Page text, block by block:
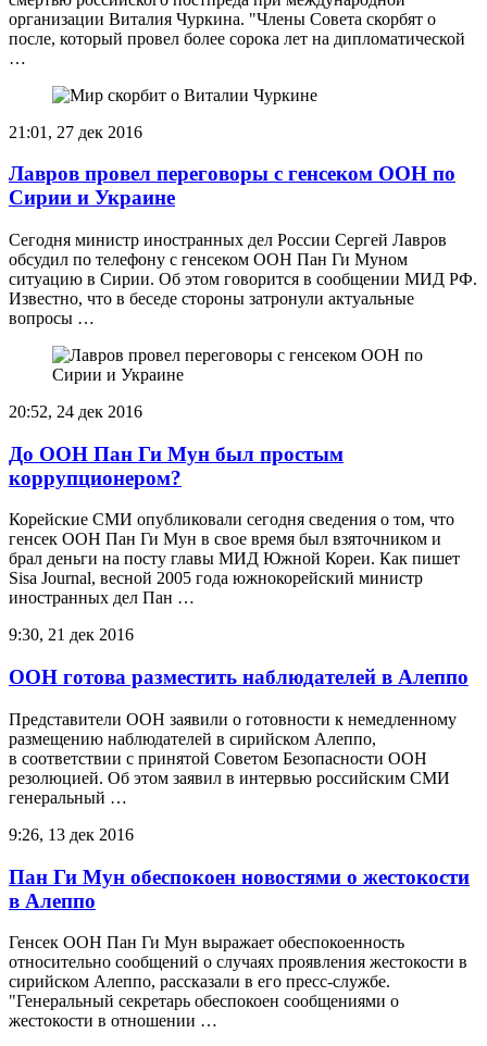
организации Виталия Чуркина. "Члены Совета скорбят о
после, который провел более сорока лет на дипломатической
…
21:01, 27 дек 2016
Лавров провел переговоры с генсеком ООН по
Сирии и Украине
Сегодня министр иностранных дел России Сергей Лавров
обсудил по телефону с генсеком ООН Пан Ги Муном
ситуацию в Сирии. Об этом говорится в сообщении МИД РФ.
Известно, что в беседе стороны затронули актуальные
вопросы …
20:52, 24 дек 2016
До ООН Пан Ги Мун был простым
коррупционером?
Корейские СМИ опубликовали сегодня сведения о том, что
генсек ООН Пан Ги Мун в свое время был взяточником и
брал деньги на посту главы МИД Южной Кореи. Как пишет
Sisa Journal, весной 2005 года южнокорейский министр
иностранных дел Пан …
9:30, 21 дек 2016
ООН готова разместить наблюдателей в Алеппо
Представители ООН заявили о готовности к немедленному
размещению наблюдателей в сирийском Алеппо,
в соответствии с принятой Советом Безопасности ООН
резолюцией. Об этом заявил в интервью российским СМИ
генеральный …
9:26, 13 дек 2016
Пан Ги Мун обеспокоен новостями о жестокости
в Алеппо
Генсек ООН Пан Ги Мун выражает обеспокоенность
относительно сообщений о случаях проявления жестокости в
сирийском Алеппо, рассказали в его пресс-службе.
"Генеральный секретарь обеспокоен сообщениями о
жестокости в отношении …